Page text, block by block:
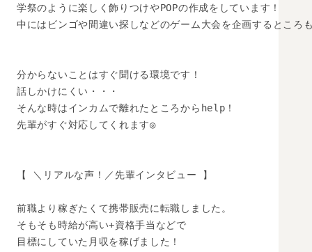
学祭のように楽しく飾りつけやPOPの作成をしています！
中にはビンゴや間違い探しなどのゲーム大会を企画するとこ
分からないことはすぐ聞ける環境です！
話しかけにくい・・・
そんな時はインカムで離れたところからhelp！
先輩がすぐ対応してくれます◎
【 ＼リアルな声！／先輩インタビュー 】
前職より稼ぎたくて携帯販売に転職しました。
そもそも時給が高い+資格手当などで
目標にしていた月収を稼げました！